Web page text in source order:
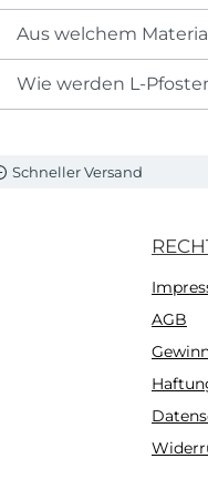
Aus welchem
Wie werden L-
Schneller Versand
AGB